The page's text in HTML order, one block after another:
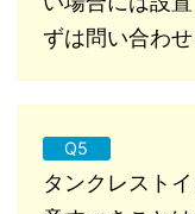
ずは問い合わせ
Q5
タンクレスト